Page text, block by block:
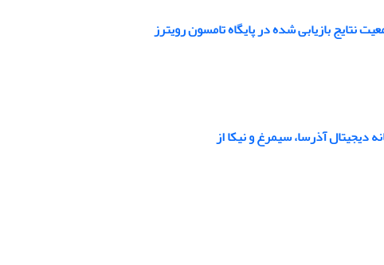
نتایج بازیابی شده در پایگاه تامسون رویترز
آذرسا، سیمرغ و نیکا از